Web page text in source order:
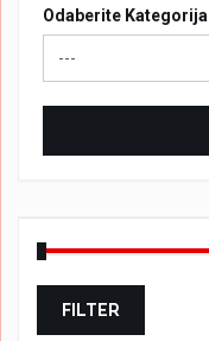
Odaberite Kategorija
---
FILTER